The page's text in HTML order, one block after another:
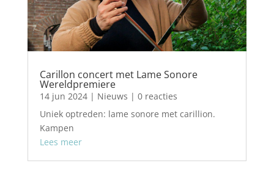
Carillon concert met Lame Sonore
Wereldpremiere
14 jun 2024| Nieuws | 0 reacties
Uniek optreden: lame sonore met carillion.
Kampen
Lees meer